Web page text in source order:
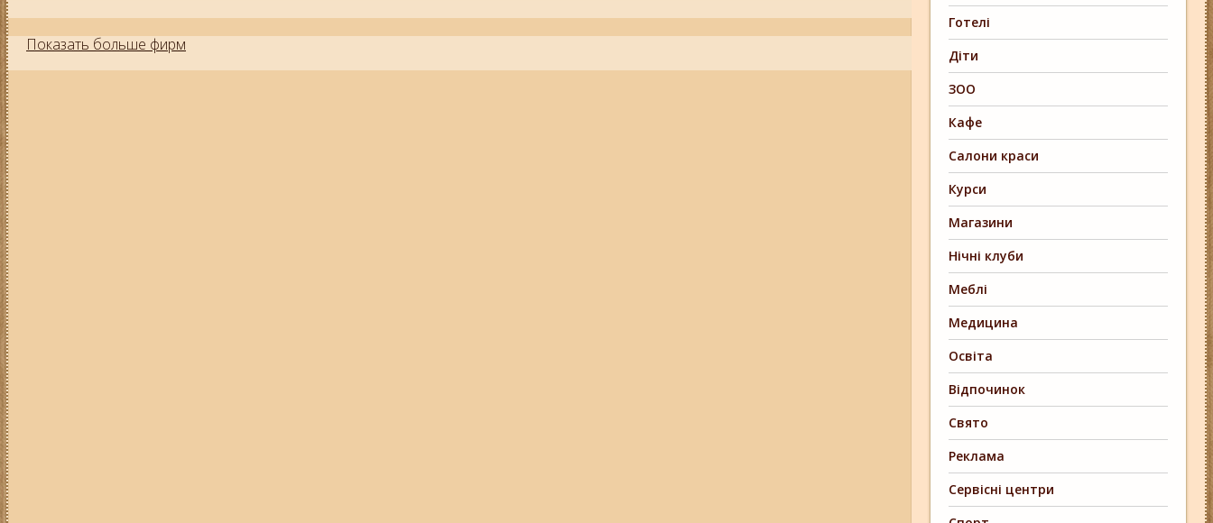
Показать больше фирм
Готелі
Діти
ЗОО
Кафе
Салони краси
Курси
Магазини
Нічні клуби
Меблі
Медицина
Освіта
Відпочинок
Свято
Реклама
Сервісні центри